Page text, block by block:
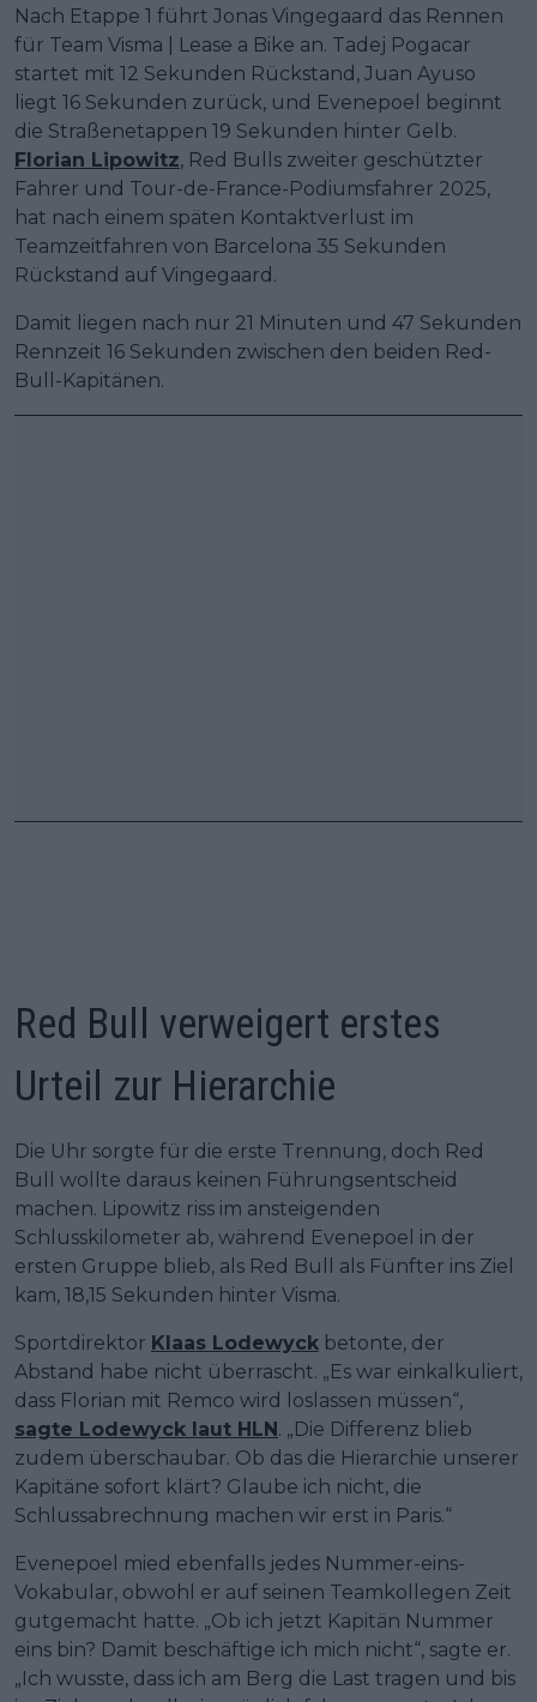
Nach Etappe 1 führt Jonas Vingegaard das Rennen
für Team Visma | Lease a Bike an. Tadej Pogacar
startet mit 12 Sekunden Rückstand, Juan Ayuso
liegt 16 Sekunden zurück, und Evenepoel beginnt
die Straßenetappen 19 Sekunden hinter Gelb.
Florian Lipowitz, Red Bulls zweiter geschützter
Fahrer und Tour-de-France-Podiumsfahrer 2025,
hat nach einem späten Kontaktverlust im
Teamzeitfahren von Barcelona 35 Sekunden
Rückstand auf Vingegaard.
Damit liegen nach nur 21 Minuten und 47 Sekunden
Rennzeit 16 Sekunden zwischen den beiden Red-
Bull-Kapitänen.
Red Bull verweigert erstes
Urteil zur Hierarchie
Die Uhr sorgte für die erste Trennung, doch Red
Bull wollte daraus keinen Führungsentscheid
machen. Lipowitz riss im ansteigenden
Schlusskilometer ab, während Evenepoel in der
ersten Gruppe blieb, als Red Bull als Fünfter ins Ziel
kam, 18,15 Sekunden hinter Visma.
Sportdirektor Klaas Lodewyck betonte, der
Abstand habe nicht überrascht. „Es war einkalkuliert,
dass Florian mit Remco wird loslassen müssen“,
sagte Lodewyck laut HLN. „Die Differenz blieb
zudem überschaubar. Ob das die Hierarchie unserer
Kapitäne sofort klärt? Glaube ich nicht, die
Schlussabrechnung machen wir erst in Paris.“
Evenepoel mied ebenfalls jedes Nummer-eins-
Vokabular, obwohl er auf seinen Teamkollegen Zeit
gutgemacht hatte. „Ob ich jetzt Kapitän Nummer
eins bin? Damit beschäftige ich mich nicht“, sagte er.
„Ich wusste, dass ich am Berg die Last tragen und bis